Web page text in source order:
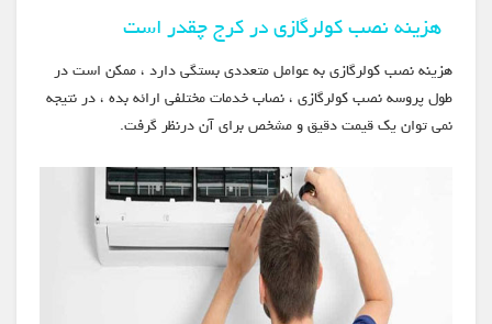
هزینه نصب کولرگازی در کرج چقدر است
هزینه نصب کولرگازی به عوامل متعددی بستگی دارد ، ممکن است در
طول پروسه نصب کولرگازی ، نصاب خدمات مختلفی ارائه بده ، در نتیجه
نمی توان یک قیمت دقیق و مشخص برای آن درنظر گرفت.